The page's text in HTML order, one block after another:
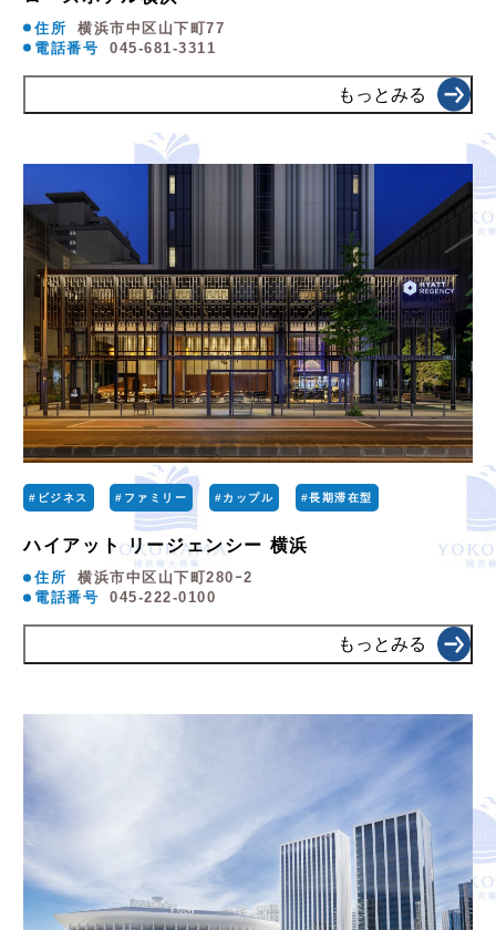
住所
横浜市中区山下町77
電話番号
045-681-3311
もっとみる
#ビジネス #ファミリー #カップル #長期滞在型
ハイアット リージェンシー 横浜
住所
横浜市中区山下町280ｰ2
電話番号
045-222-0100
もっとみる